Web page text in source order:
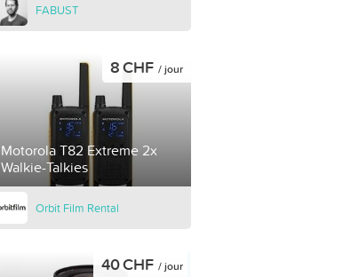
FABUST
Motorola T82 Extreme 2x
Walkie-Talkies
8 CHF / jour
Orbit Film Rental
40 CHF / jour